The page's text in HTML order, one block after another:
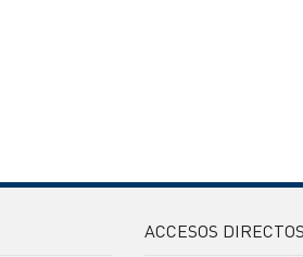
ACCESOS DIRECTOS